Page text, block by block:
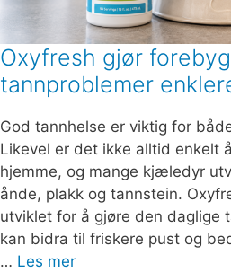
Oxyfresh gjør
tannproblemer
God tannhelse er viktig for
Likevel er det ikke alltid enkelt
hjemme, og mange kjæledyr
ånde, plakk og tannstein.
utviklet for å gjøre den daglige
kan bidra til friskere pust og
… Les mer